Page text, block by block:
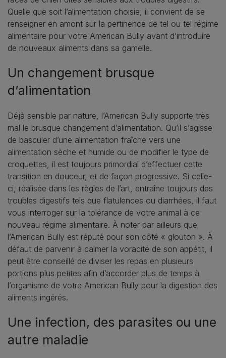
Quelle que soit l’alimentation choisie, il convient de se
renseigner en amont sur la pertinence de tel ou tel régime
alimentaire pour votre American Bully avant d’introduire
de nouveaux aliments dans sa gamelle.
Un changement brusque
d’alimentation
Déjà sensible par nature, l’American Bully supporte très
mal le brusque changement d’alimentation. Qu’il s’agisse
de basculer d’une alimentation fraîche vers une
alimentation sèche et humide ou de modifier le type de
croquettes, il est toujours primordial d’effectuer cette
transition en douceur, et de façon progressive. Si celle-
ci, réalisée dans les règles de l’art, entraîne toujours des
troubles digestifs tels que flatulences ou diarrhées, il faut
vous interroger sur la tolérance de votre animal à ce
nouveau régime alimentaire. À noter par ailleurs que
l’American Bully est réputé pour son côté « glouton ». À
défaut de parvenir à calmer la voracité de son appétit, il
peut être conseillé de diviser les repas en plusieurs
portions plus petites afin d’accorder plus de temps à
l’organisme de votre American Bully pour la digestion des
aliments ingérés.
Une infection, des parasites ou une
autre maladie